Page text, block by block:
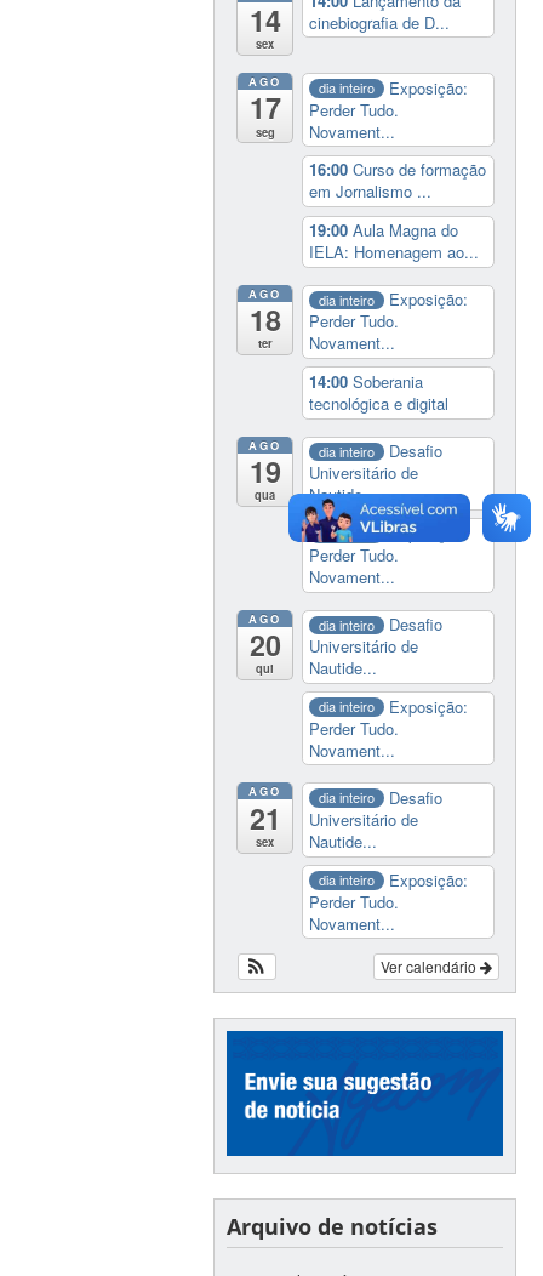
14
sex
cinebiografia de D...
AGO
17
seg
dia inteiro
Exposição:
Perder Tudo.
Novament...
16:00Curso de formação
em Jornalismo ...
19:00Aula Magna do
IELA: Homenagem ao...
AGO
18
ter
dia inteiro
Exposição:
Perder Tudo.
Novament...
14:00Soberania
tecnológica e digital
AGO
19
qua
dia inteiro
Desafio
Universitário de
Nautide...
dia inteiro
Exposição:
Perder Tudo.
Novament...
AGO
20
qui
dia inteiro
Desafio
Universitário de
Nautide...
dia inteiro
Exposição:
Perder Tudo.
Novament...
AGO
21
sex
dia inteiro
Desafio
Universitário de
Nautide...
dia inteiro
Exposição:
Perder Tudo.
Novament...
Ver calendário
Arquivo de notícias